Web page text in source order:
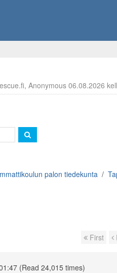
Anonymous 06.08.2026
palon tiedekunta
First
(Read 24,015 times)